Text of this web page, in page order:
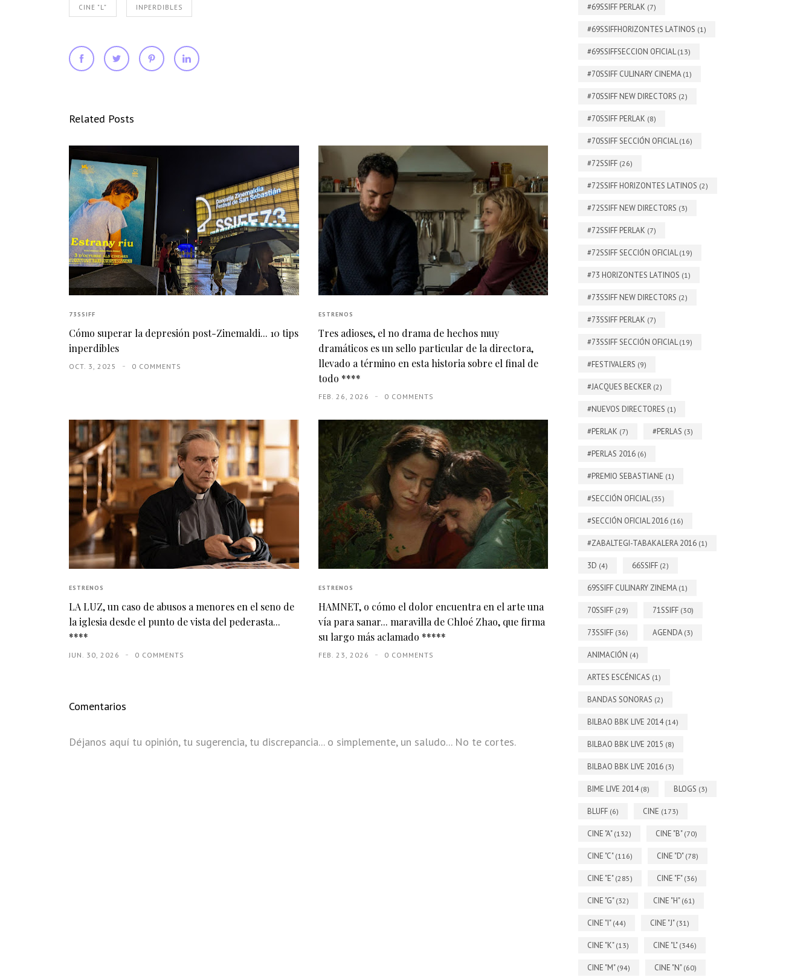
CINE "L" INPERDIBLES
Related Posts
73SSIFF
Cómo superar la depresión post-Zinemaldi... 10 tips
inperdibles
OCT. 3, 2025 0 COMMENTS
ESTRENOS
Tres adioses, el no drama de hechos muy
dramáticos es un sello particular de la directora,
llevado a término en esta historia sobre el final de
todo ****
FEB. 26, 2026 0 COMMENTS
ESTRENOS
LA LUZ, un caso de abusos a menores en el seno de
la iglesia desde el punto de vista del pederasta...
****
JUN. 30, 2026 0 COMMENTS
ESTRENOS
HAMNET, o cómo el dolor encuentra en el arte una
vía para sanar... maravilla de Chloé Zhao, que firma
su largo más aclamado *****
FEB. 23, 2026 0 COMMENTS
Comentarios
Déjanos aquí tu opinión, tu sugerencia, tu discrepancia... o simplemente, un saludo... No te cortes.
#69SSIFF PERLAK (7)
#69SSIFFHORIZONTES LATINOS (1)
#69SSIFFSECCION OFICIAL(13)
#70SSIFF CULINARY CINEMA (1)
#70SSIFF NEW DIRECTORS (2)
#70SSIFF PERLAK (8)
#70SSIFF SECCIÓN OFICIAL(16)
#72SSIFF (26)
#72SSIFF HORIZONTES LATINOS (2)
#72SSIFF NEW DIRECTORS (3)
#72SSIFF PERLAK (7)
#72SSIFF SECCIÓN OFICIAL(19)
#73 HORIZONTES LATINOS (1)
#73SSIFF NEW DIRECTORS (2)
#73SSIFF PERLAK (7)
#73SSIFF SECCIÓN OFICIAL(19)
#FESTIVALERS (9)
#JACQUES BECKER (2)
#NUEVOS DIRECTORES (1)
#PERLAK (7) #PERLAS (3)
#PERLAS 2016 (6)
#PREMIO SEBASTIANE (1)
#SECCIÓN OFICIAL(35)
#SECCIÓN OFICIAL 2016 (16)
#ZABALTEGI-TABAKALERA 2016 (1)
3D (4) 66SSIFF (2)
69SSIFF CULINARY ZINEMA (1)
70SSIFF (29) 71SSIFF (30)
73SSIFF (36) AGENDA (3)
ANIMACIÓN (4)
ARTES ESCÉNICAS (1)
BANDAS SONORAS (2)
BILBAO BBK LIVE 2014 (14)
BILBAO BBK LIVE 2015 (8)
BILBAO BBK LIVE 2016 (3)
BIME LIVE 2014 (8) BLOGS (3)
BLUFF (6) CINE (173)
CINE "A" (132) CINE "B" (70)
CINE "C" (116) CINE "D" (78)
CINE "E" (285) CINE "F" (36)
CINE "G" (32) CINE "H" (61)
CINE "I" (44) CINE "J" (31)
CINE "K" (13) CINE "L" (346)
CINE "M" (94) CINE "N" (60)